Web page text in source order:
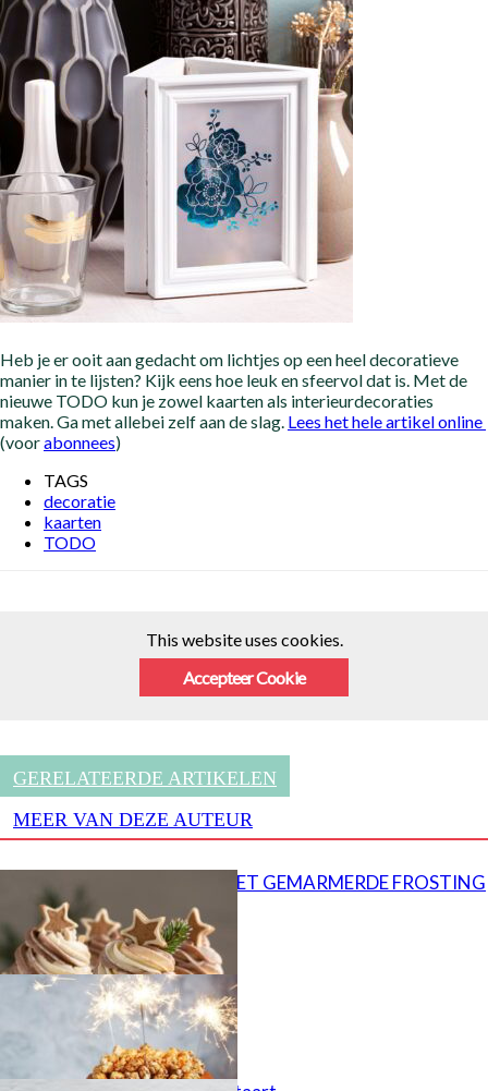
Heb je er ooit aan gedacht om lichtjes op een heel decoratieve
manier in te lijsten? Kijk eens hoe leuk en sfeervol dat is. Met de
nieuwe TODO kun je zowel kaarten als interieurdecoraties
maken. Ga met allebei zelf aan de slag. Lees het hele artikel online
(voorabonnees)
TAGS
decoratie
kaarten
TODO
This website uses cookies.
Accepteer Cookie
GERELATEERDE ARTIKELEN
MEER VAN DEZE AUTEUR
CUPCAKES MET GEMARMERDE FROSTING
Popcorn taart